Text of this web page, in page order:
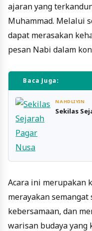
ajaran yang
Muhammad. Melalui
dapat merasakan
pesan Nabi dalam
Baca Juga:
NAHDLIYIN
Sekilas
Acara ini merupakan
merayakan
kebersamaan, dan
warisan budaya yang